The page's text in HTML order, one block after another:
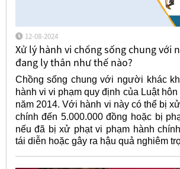
12-08-2024
Xử lý hành vi chồng sống chung với
đang ly thân như thế nào?
Chồng sống chung với người khác
hành vi vi phạm quy định của Luật
năm 2014. Với hành vi này có thể bị
chính đến 5.000.000 đồng hoặc bị
nếu đã bị xử phạt vi phạm hành chính
tái diễn hoặc gây ra hậu quả nghiêm